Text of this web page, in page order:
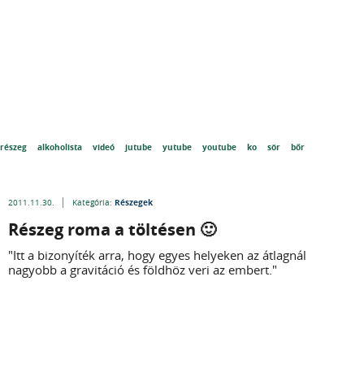
részeg alkoholista videó jutube yutube youtube ko sör bőr
2011.11.30. Kategória: Részegek
Részeg roma a töltésen 🙂
"Itt a bizonyíték arra, hogy egyes helyeken az átlagnál
nagyobb a gravitáció és földhöz veri az embert."